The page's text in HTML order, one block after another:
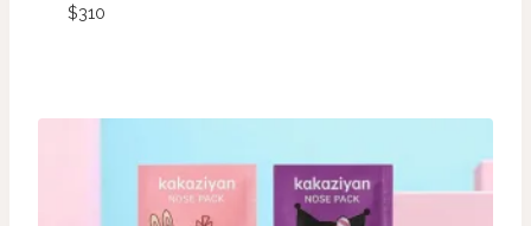
$310